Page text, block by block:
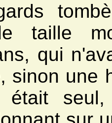
taille
qui
sinon une
était